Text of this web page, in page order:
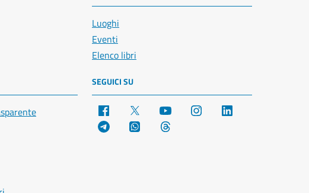
Luoghi
Eventi
Elenco libri
SEGUICI SU
Facebook YouTube Instagram
Telegram WhatsApp